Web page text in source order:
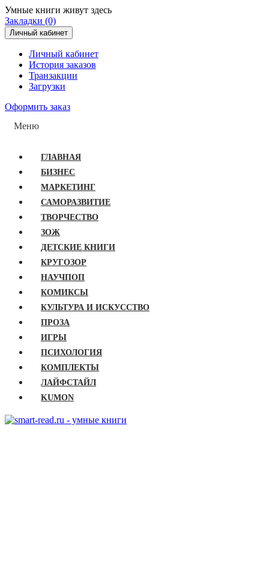
Умные книги живут здесь
Закладки (0)
Личный кабинет
Личный кабинет
История заказов
Транзакции
Загрузки
Оформить заказ
Меню
ГЛАВНАЯ
БИЗНЕС
МАРКЕТИНГ
САМОРАЗВИТИЕ
ТВОРЧЕСТВО
ЗОЖ
ДЕТСКИЕ КНИГИ
КРУГОЗОР
НАУЧПОП
КОМИКСЫ
КУЛЬТУРА И ИСКУССТВО
ПРОЗА
ИГРЫ
ПСИХОЛОГИЯ
КОМПЛЕКТЫ
ЛАЙФСТАЙЛ
KUMON